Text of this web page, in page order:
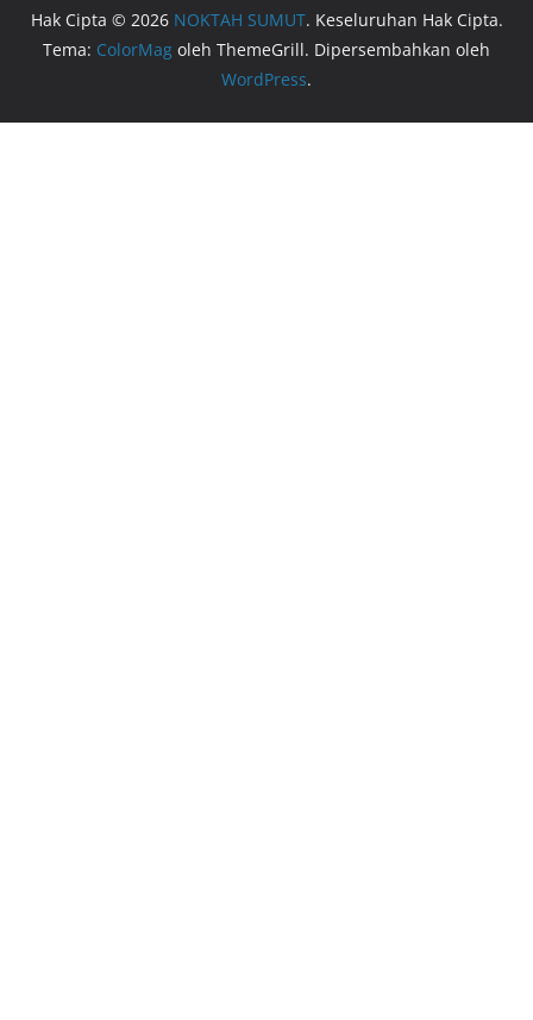
Hak Cipta © 2026 NOKTAH SUMUT. Keseluruhan Hak Cipta.
Tema: ColorMag oleh ThemeGrill. Dipersembahkan oleh
WordPress.